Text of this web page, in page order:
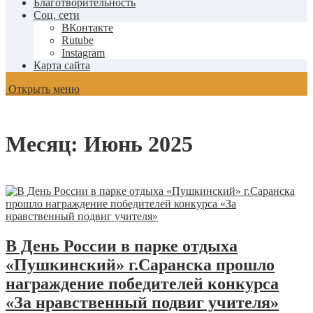
Благотворительность
Соц. сети
ВКонтакте
Rutube
Instagram
Карта сайта
Открыть меню
Месяц: Июнь 2025
В День России в парке отдыха
«Пушкинский» г.Саранска прошло
награждение победителей конкурса
«За нравственный подвиг учителя»